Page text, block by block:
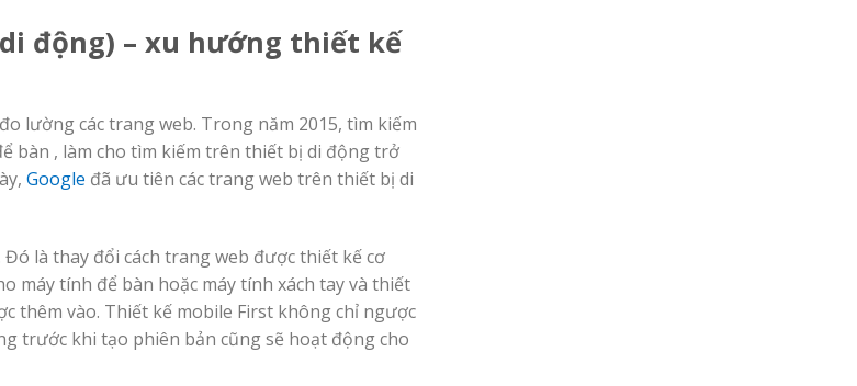
động) – xu hướng thiết kế
lường các trang web. Trong năm 2015, tìm kiếm
bàn , làm cho tìm kiếm trên thiết bị di động trở
Google đã ưu tiên các trang web trên thiết bị di
là thay đổi cách trang web được thiết kế cơ
máy tính để bàn hoặc máy tính xách tay và thiết
thêm vào. Thiết kế mobile First không chỉ ngược
trước khi tạo phiên bản cũng sẽ hoạt động cho